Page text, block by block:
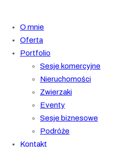
O mnie
Oferta
Portfolio
Sesje komercyjne
Nieruchomości
Zwierzaki
Eventy
Sesje biznesowe
Podróże
Kontakt